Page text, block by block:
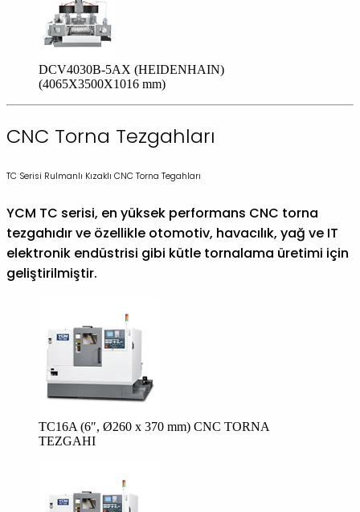
DCV4030B-5AX (HEIDENHAIN)
(4065X3500X1016 mm)
CNC Torna Tezgahları
TC Serisi Rulmanlı Kızaklı CNC Torna Tegahları
YCM TC serisi, en yüksek performans CNC torna
tezgahıdır ve özellikle otomotiv, havacılık, yağ ve IT
elektronik endüstrisi gibi kütle tornalama üretimi için
geliştirilmiştir.
TC16A (6″, Ø260 x 370 mm) CNC TORNA
TEZGAHI